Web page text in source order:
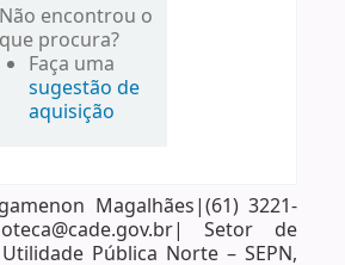
Não encontrou o
que procura?
Faça uma
sugestão de
aquisição
Magalhães|(61) 3221-
Setor de
Pública Norte – SEPN,